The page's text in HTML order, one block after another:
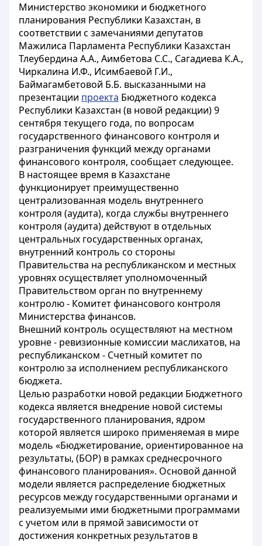
Министерство экономики и бюджетного
планирования Республики Казахстан, в
соответствии с замечаниями депутатов
Мажилиса Парламента Республики Казахстан
Тлеубердина А.А., Аимбетова С.С., Сагадиева К.А.,
Чиркалина И.Ф., Исимбаевой Г.И.,
Баймагамбетовой Б.Б. высказанными на
презентации проекта Бюджетного кодекса
Республики Казахстан (в новой редакции) 9
сентября текущего года, по вопросам
государственного финансового контроля и
разграничения функций между органами
финансового контроля, сообщает следующее.
В настоящее время в Казахстане
функционирует преимущественно
централизованная модель внутреннего
контроля (аудита), когда службы внутреннего
контроля (аудита) действуют в отдельных
центральных государственных органах,
внутренний контроль со стороны
Правительства на республиканском и местных
уровнях осуществляет уполномоченный
Правительством орган по внутреннему
контролю - Комитет финансового контроля
Министерства финансов.
Внешний контроль осуществляют на местном
уровне - ревизионные комиссии маслихатов, на
республиканском - Счетный комитет по
контролю за исполнением республиканского
бюджета.
Целью разработки новой редакции Бюджетного
кодекса является внедрение новой системы
государственного планирования, ядром
которой является широко применяемая в мире
модель «Бюджетирование, ориентированное на
результаты, (БОР) в рамках среднесрочного
финансового планирования». Основой данной
модели является распределение бюджетных
ресурсов между государственными органами и
реализуемыми ими бюджетными программами
с учетом или в прямой зависимости от
достижения конкретных результатов в